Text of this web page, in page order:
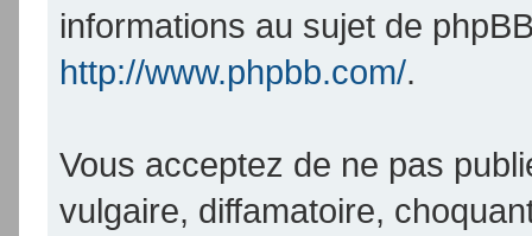
informations au sujet de
http://www.phpbb.com/.
Vous acceptez de ne pas
vulgaire, diffamatoire,